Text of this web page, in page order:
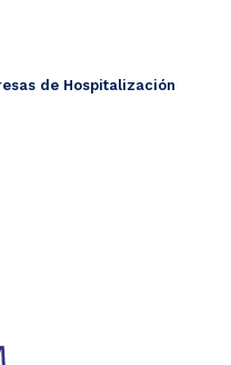
de Hospitalización